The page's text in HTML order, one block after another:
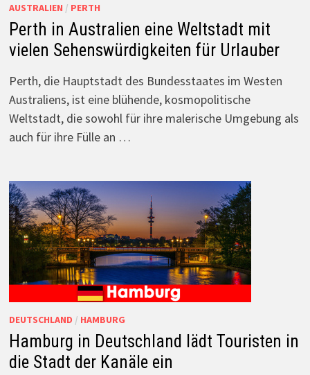
AUSTRALIEN / PERTH
Perth in Australien eine Weltstadt mit
vielen Sehenswürdigkeiten für Urlauber
Perth, die Hauptstadt des Bundesstaates im Westen
Australiens, ist eine blühende, kosmopolitische
Weltstadt, die sowohl für ihre malerische Umgebung als
auch für ihre Fülle an …
DEUTSCHLAND / HAMBURG
Hamburg in Deutschland lädt Touristen in
die Stadt der Kanäle ein